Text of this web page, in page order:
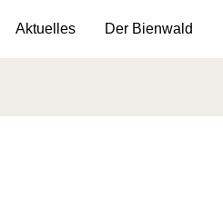
Aktuelles Der Bienwald